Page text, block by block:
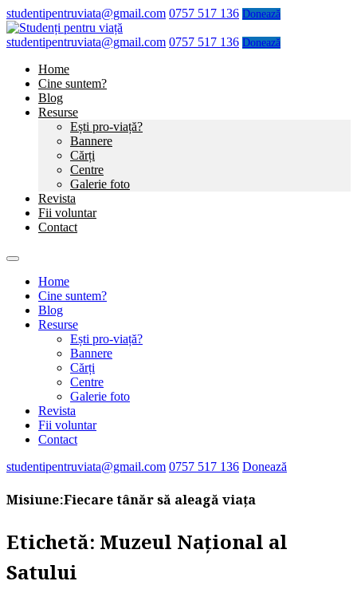
studentipentruviata@gmail.com 0757 517 136 Donează
studentipentruviata@gmail.com 0757 517 136 Donează
Home
Cine suntem?
Blog
Resurse
Ești pro-viață?
Bannere
Cărți
Centre
Galerie foto
Revista
Fii voluntar
Contact
Home
Cine suntem?
Blog
Resurse
Ești pro-viață?
Bannere
Cărți
Centre
Galerie foto
Revista
Fii voluntar
Contact
studentipentruviata@gmail.com 0757 517 136 Donează
Misiune:Fiecare tânăr să aleagă viața
Etichetă: Muzeul Național al
Satului